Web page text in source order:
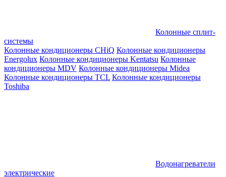
Колонные сплит-
системы
Колонные кондиционеры CHiQ Колонные кондиционеры
Energolux Колонные кондиционеры Kentatsu Колонные
кондиционеры MDV Колонные кондиционеры Midea
Колонные кондиционеры TCL Колонные кондиционеры
Toshiba
Водонагреватели
электрические